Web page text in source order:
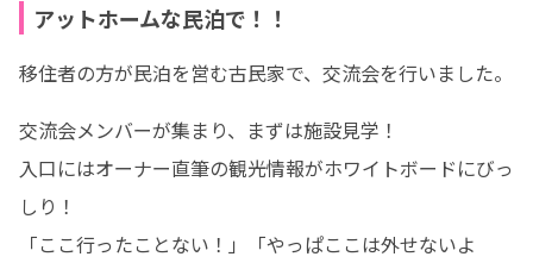
アットホームな民泊で！！
移住者の方が民泊を営む古民家で、交流会を行いました。
交流会メンバーが集まり、まずは施設見学！
入口にはオーナー直筆の観光情報がホワイトボードにびっ
しり！
「ここ行ったことない！」「やっぱここは外せないよ